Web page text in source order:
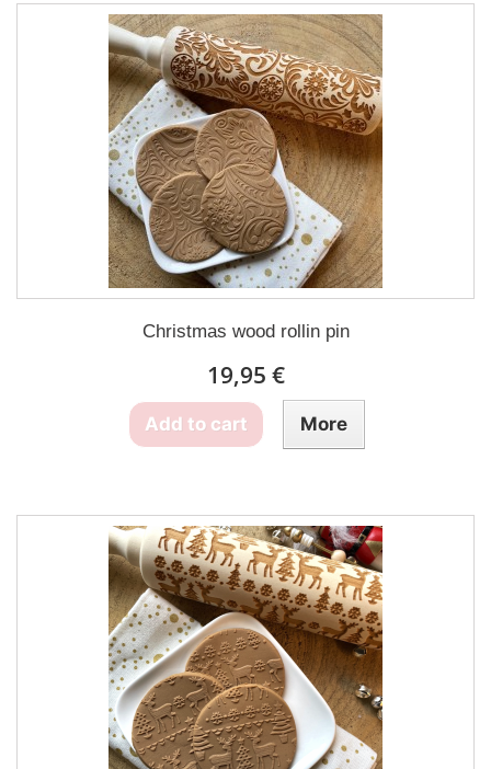
Christmas wood rollin pin
19,95 €
Add to cart More